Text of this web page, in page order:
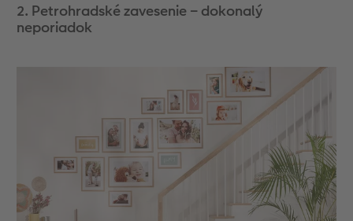
fotografiami. Skôr, ako pribijete prvý klinec
do steny, odporúčame využiť vodováhu a
2. Petrohradské zavesenie – dokonalý
neporiadok